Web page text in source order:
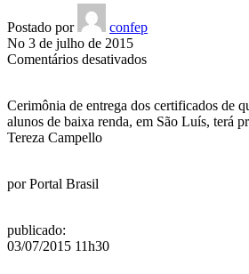
Postado por
confep
No 3 de julho de 2015
Comentários desativadosem
acesso
ao
Cerimônia de entrega dos certificados de
alunos de baixa renda, em São Luís, terá
Tereza Campello
porPortal Brasil
publicado:
03/07/2015 11h30